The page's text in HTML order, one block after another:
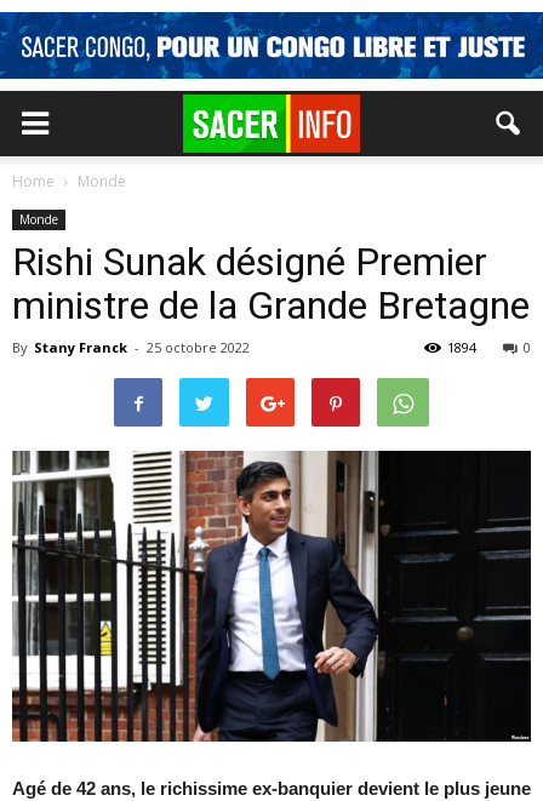
Home Monde
Monde
Rishi Sunak désigné Premier
ministre de la Grande Bretagne
By Stany Franck - 25 octobre 2022 0
1894
Agé de 42 ans, le richissime ex-banquier devient le plus jeune